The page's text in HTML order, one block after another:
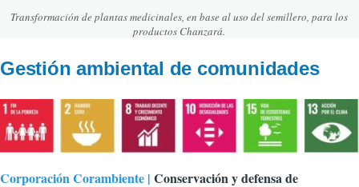
Transformación de plantas medicinales, en base al uso del semillero, para los
productos Chanzará.
Gestión ambiental de comunidades
Corporación Corambiente | Conservación y defensa de